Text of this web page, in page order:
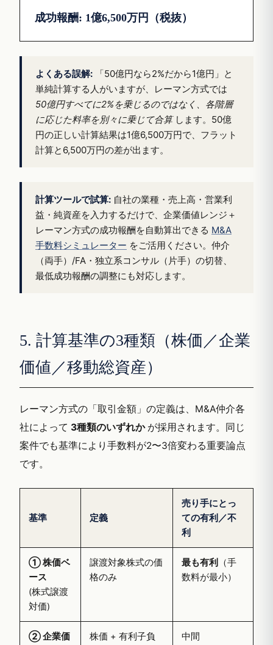
成功報酬: 1億6,500万円（税抜）
よくある誤解: 「50億円なら2%だから1億円」と
単純計算する人がいますが、レーマン方式では
50億円すべてに2%を乗じるのではなく、各階層
に応じた料率を別々に乗じて合算します。50億
円の正しい計算結果は1億6,500万円で、フラット
計算と6,500万円の差が出ます。
計算ツールで試算: 自社の業種・売上高・営業利
益・純資産を入力するだけで、企業価値レンジ＋
レーマン方式の成功報酬を自動算出できる M&A
手数料シミュレーター をご活用ください。仲介
（両手）/FA・独立系コンサル（片手）の切替、
最低成功報酬の調整にも対応します。
5. 計算基準の3種類（株価／企業
価値／移動総資産）
レーマン方式の「取引金額」の定義は、M&A仲介各
社によって 3種類のいずれかが採用されます。同じ
案件でも基準により手数料が2〜3倍変わる重要論点
です。
基準 定義
売り手にとっ
ての有利／不
利
① 株価ベ
ース
(株式譲渡
対価)
譲渡対象株式の価
格のみ
最も有利
（手
数料が最小）
② 企業価
株価 + 有利子負
中間